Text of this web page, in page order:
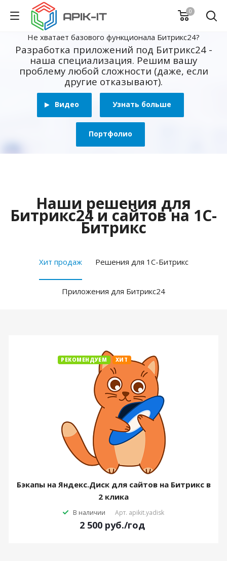
0
Не хватает базового функционала Битрикс24?
Разработка приложений под Битрикс24 -
наша специализация. Решим вашу
проблему любой сложности (даже, если
другие отказывают).
Видео Узнать больше
Портфолио
Наши решения для
Битрикс24 и сайтов на 1С-
Битрикс
Хит продаж Решения для 1С-Битрикс
Приложения для Битрикс24
РЕКОМЕНДУЕМ ХИТ
Бэкапы на Яндекс.Диск для сайтов на Битрикс в
2 клика
В наличии Арт. apikit.yadisk
2 500 руб./год